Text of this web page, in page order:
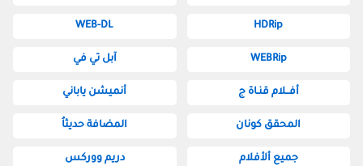
HDRip
WEB-DL
WEBRip آبل تي في
أفــلام قنـاة ج أنميشن ياباني
المحقق كونان المضافة حديثاُ
جميع ألأفلام دريم ووركس